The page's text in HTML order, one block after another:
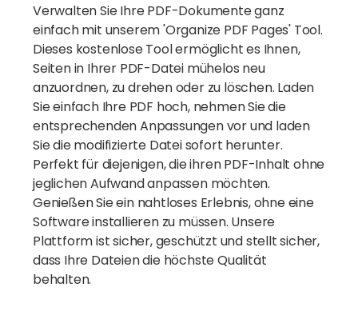
Verwalten Sie Ihre PDF-Dokumente ganz
einfach mit unserem 'Organize PDF Pages' Tool.
Dieses kostenlose Tool ermöglicht es Ihnen,
Seiten in Ihrer PDF-Datei mühelos neu
anzuordnen, zu drehen oder zu löschen. Laden
Sie einfach Ihre PDF hoch, nehmen Sie die
entsprechenden Anpassungen vor und laden
Sie die modifizierte Datei sofort herunter.
Perfekt für diejenigen, die ihren PDF-Inhalt ohne
jeglichen Aufwand anpassen möchten.
Genießen Sie ein nahtloses Erlebnis, ohne eine
Software installieren zu müssen. Unsere
Plattform ist sicher, geschützt und stellt sicher,
dass Ihre Dateien die höchste Qualität
behalten.